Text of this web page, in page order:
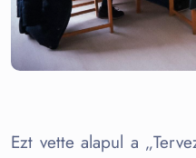
Ezt vette alapul a